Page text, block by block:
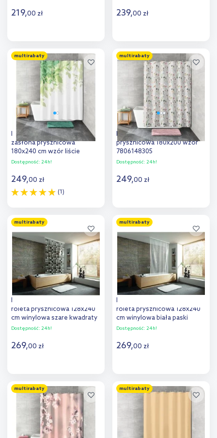
219,00 zł
Dodaj do
porównania
239,00 zł
Dodaj do
porównania
multirabaty
Kleine Wolke Floresta
zasłona prysznicowa
180x240 cm wzór liście
5912600352
Dostępność: 24h!
249,00 zł
(1)
Dodaj do
porównania
multirabaty
Kleine Wolke Flores Zasłona
prysznicowa 180x200 wzór
7806148305
Dostępność: 24h!
249,00 zł
Dodaj do
porównania
multirabaty
Kleine Wolke Duschrollo
roleta prysznicowa 128x240
cm winylowa szare kwadraty
3321110747
Dostępność: 24h!
269,00 zł
Dodaj do
porównania
multirabaty
Kleine Wolke Duschrollo
roleta prysznicowa 128x240
cm winylowa biała paski
3321100747
Dostępność: 24h!
269,00 zł
Dodaj do
porównania
multirabaty multirabaty